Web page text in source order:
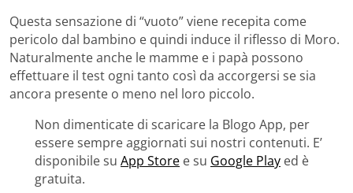
Questa sensazione di “vuoto” viene recepita come
pericolo dal bambino e quindi induce il riflesso di Moro.
Naturalmente anche le mamme e i papà possono
effettuare il test ogni tanto così da accorgersi se sia
ancora presente o meno nel loro piccolo.
Non dimenticate di scaricare la Blogo App, per
essere sempre aggiornati sui nostri contenuti. E’
disponibile su App Store e su Google Play ed è
gratuita.